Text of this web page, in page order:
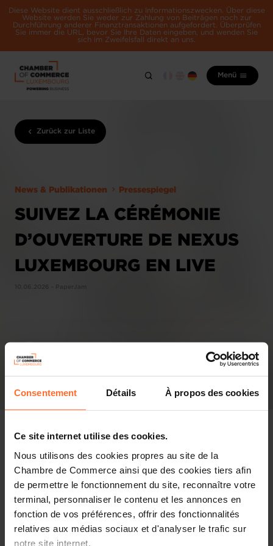
Consentement Détails À propos des cookies
Ce site internet utilise des cookies.
Nous utilisons des cookies propres au site de la
Chambre de Commerce ainsi que des cookies tiers afin
de permettre le fonctionnement du site, reconnaître votre
terminal, personnaliser le contenu et les annonces en
fonction de vos préférences, offrir des fonctionnalités
relatives aux médias sociaux et d'analyser le trafic sur
notre site internet.
Diese Website dient ausschließlich zu Informationszwecken. Über diese
Website werden Sie weder zur Zahlung von Beiträgen noch zur
Durchführung anderer Finanztransaktionen aufgefordert. Überprüfen
Sie immer die URL, bevor Sie Ihre Daten eingeben, und wenden Sie
sich im Zweifelsfall direkt an uns.
Menü
Zurück zur Liste
News & Publikationen Pressespiegel
SUIVEZ LA CÉRÉMONIE
D’OUVERTURE DE NEXUS
LUXEMBOURG EN LIVE
Pressespiegel
Diesen Artikel teilen